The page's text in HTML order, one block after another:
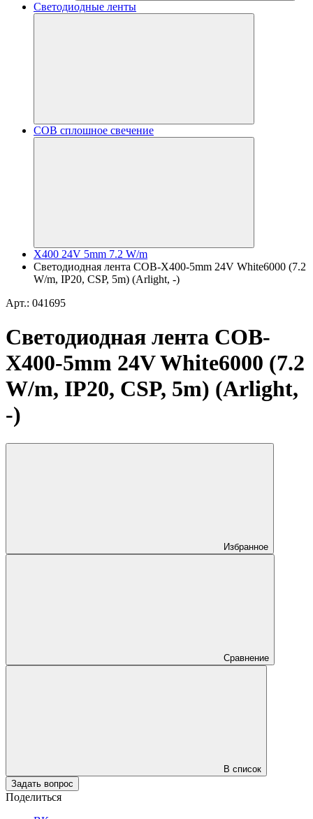
Светодиодные ленты
COB сплошное свечение
X400 24V 5mm 7.2 W/m
Светодиодная лента COB-X400-5mm 24V White6000 (7.2
W/m, IP20, CSP, 5m) (Arlight, -)
Арт.: 041695
Светодиодная лента COB-
X400-5mm 24V White6000 (7.2
W/m, IP20, CSP, 5m) (Arlight,
-)
Избранное
Сравнение
В список
Задать вопрос
Поделиться